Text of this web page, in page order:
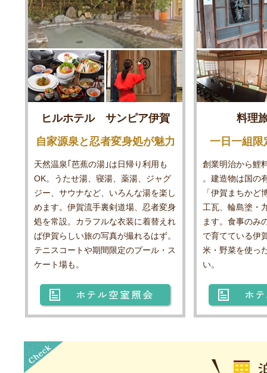
ヒルホテル サンピア伊賀
自家源泉と忍者変身処が魅力
天然温泉｢芭蕉の湯｣は日帰り利用も
OK。うたせ湯、寝湯、薬湯、ジャグ
ジー、サウナなど、いろんな湯を楽し
めます。伊賀流手裏剣道場、忍者変身
処を常設。カラフルな衣装に着替えれ
ば伊賀らしい旅の写真が撮れるはず。
テニスコートや期間限定のプール・ス
ケート場も。
料理
一日一組限
創業明治から鯉
。建造物は国の
「伊賀まちかど
工瓦、輪島塗・
ます。食事のみ
で育てている伊
米・野菜を使っ
い。